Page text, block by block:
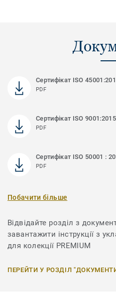
Сертифікат ISO
PDF
Сертифікат ISO 9001:2015
PDF
Сертифікат ISO 50001 :
PDF
Побачити більше
Відвідайте розділ з
завантажити інструкції з
для колекції PREMIUM
ПЕРЕЙТИ У РОЗДІЛ